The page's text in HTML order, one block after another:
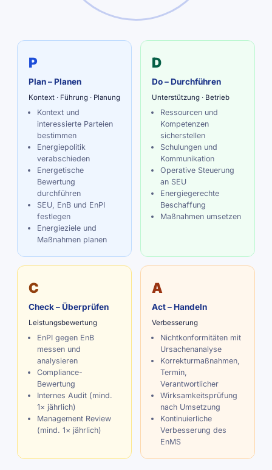
P
Plan – Planen
Kontext · Führung · Planung
Kontext und
interessierte Parteien
bestimmen
Energiepolitik
verabschieden
Energetische
Bewertung
durchführen
SEU, EnB und EnPI
festlegen
Energieziele und
Maßnahmen planen
D
Do – Durchführen
Unterstützung · Betrieb
Ressourcen und
Kompetenzen
sicherstellen
Schulungen und
Kommunikation
Operative Steuerung
an SEU
Energiegerechte
Beschaffung
Maßnahmen umsetzen
C
Check – Überprüfen
Leistungsbewertung
EnPI gegen EnB
messen und
analysieren
Compliance-
Bewertung
Internes Audit (mind.
1× jährlich)
Management Review
(mind. 1× jährlich)
A
Act – Handeln
Verbesserung
Nichtkonformitäten mit
Ursachenanalyse
Korrekturmaßnahmen,
Termin,
Verantwortlicher
Wirksamkeitsprüfung
nach Umsetzung
Kontinuierliche
Verbesserung des
EnMS